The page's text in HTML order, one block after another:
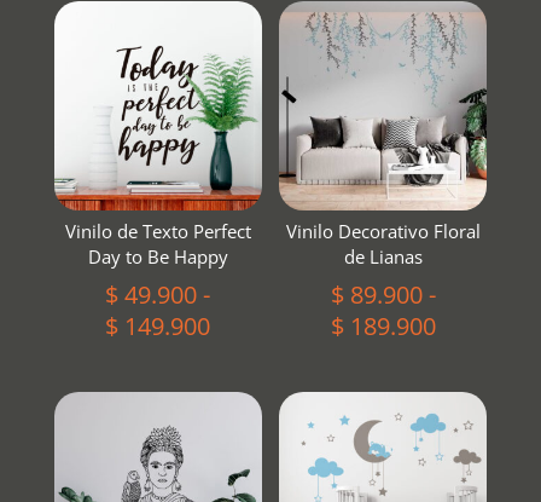
Vinilo de Texto Perfect
Day to Be Happy
$49.900-
$ 149.900Rango
precios:
desde
$ 49.900
hasta
Vinilo Decorativo Floral
de Lianas
$89.900-
$189.900Rango
precios:
desde
$ 89.900
hasta